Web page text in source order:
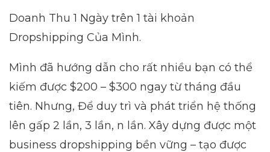
Doanh Thu 1 Ngày trên 1 tài khoản
Dropshipping Của Mình.
Mình đã hướng dẫn cho rất nhiều bạn có thể
kiếm được $200 – $300 ngay từ tháng đầu
tiên. Nhưng, Để duy trì và phát triển hệ thống
lên gấp 2 lần, 3 lần, n lần. Xây dựng được một
business dropshipping bền vững – tạo được